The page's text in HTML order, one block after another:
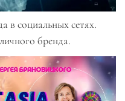
в социальных сетях.
бренда.